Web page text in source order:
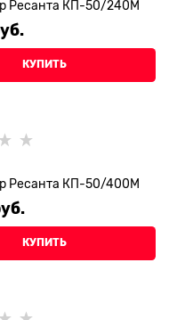
Ресанта КП-50/240М
КУПИТЬ
Ресанта КП-50/400М
КУПИТЬ